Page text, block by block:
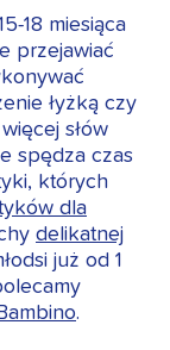
18 miesiąca
przejawiać
łyżką czy
słów
spędza czas
których
dla
delikatnej
już od 1
.